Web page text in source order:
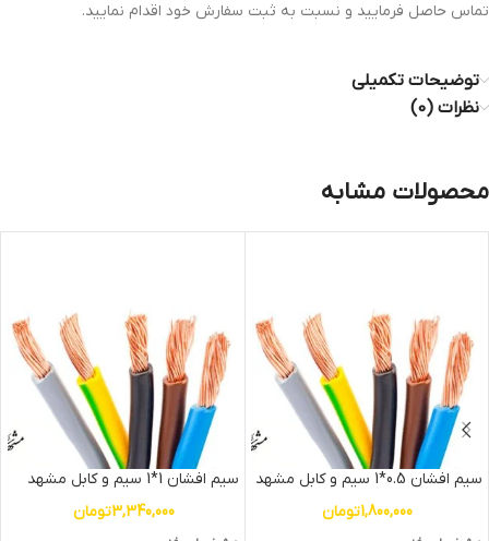
تماس حاصل فرمایید و نسبت به ثبت سفارش خود اقدام نمایید.
توضیحات تکمیلی
نظرات (0)
محصولات مشابه
سیم افشان 0.5*1 سیم و کابل مشهد
1,800,000تومان
سیم افشان 1*1 سیم و کابل مشهد
3,340,000تومان